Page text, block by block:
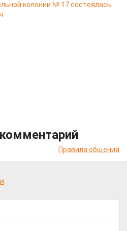
колонии № 17 состоялась
Правила общения